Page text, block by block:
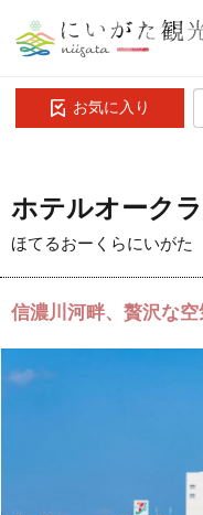
お気に入り
ホテルオーク
ほてるおーくらにいがた
信濃川河畔、贅沢な